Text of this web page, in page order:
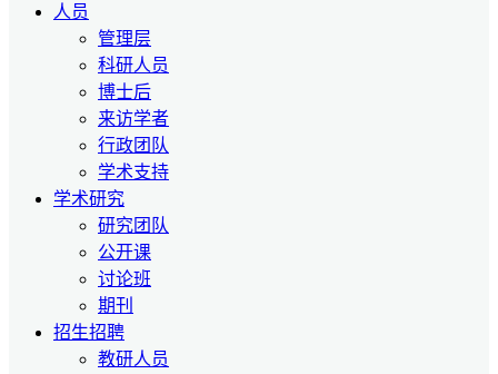
人员
管理层
科研人员
博士后
来访学者
行政团队
学术支持
学术研究
研究团队
公开课
讨论班
期刊
招生招聘
教研人员